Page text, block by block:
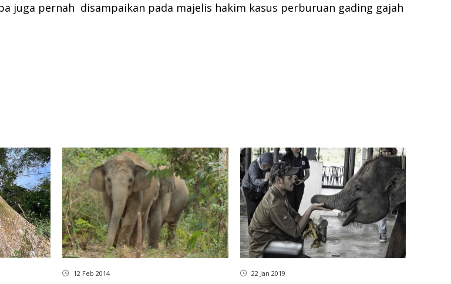
juga pernah disampaikan pada majelis hakim kasus perburuan gading gajah
12 Feb 2014 22 Jan 2019